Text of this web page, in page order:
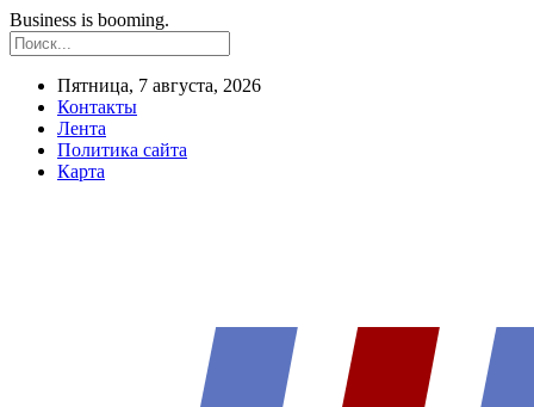
Business is booming.
Пятница, 7 августа, 2026
Контакты
Лента
Политика сайта
Карта